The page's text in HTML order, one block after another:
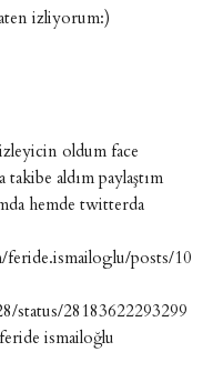
izliyorum:)
oldum face
aldım paylaştım
hemde twitterda
posts/10
status/28183622293299
ismailoğlu